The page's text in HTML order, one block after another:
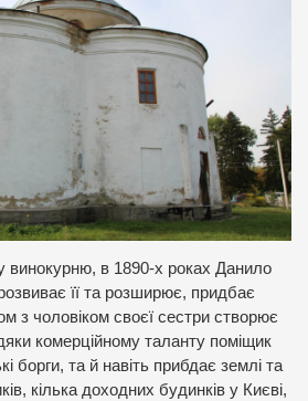
винокурню, в 1890-х роках Данило
її та розширює, придбає
з чоловіком своєї сестри створює
комерційному таланту поміщик
борги, та й навіть прибдає землі та
кілька доходних будинків у Києві,